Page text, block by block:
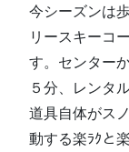
今シーズンは
リースキーコ
す。センター
５分、レンタ
道具自体がス
動する楽ﾗｸと